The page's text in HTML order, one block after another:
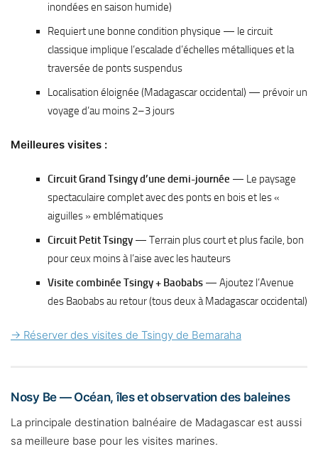
inondées en saison humide)
Requiert une bonne condition physique — le circuit
classique implique l’escalade d’échelles métalliques et la
traversée de ponts suspendus
Localisation éloignée (Madagascar occidental) — prévoir un
voyage d’au moins 2–3 jours
Meilleures visites :
Circuit Grand Tsingy d’une demi-journée — Le paysage
spectaculaire complet avec des ponts en bois et les «
aiguilles » emblématiques
Circuit Petit Tsingy — Terrain plus court et plus facile, bon
pour ceux moins à l’aise avec les hauteurs
Visite combinée Tsingy + Baobabs — Ajoutez l’Avenue
des Baobabs au retour (tous deux à Madagascar occidental)
→ Réserver des visites de Tsingy de Bemaraha
Nosy Be — Océan, îles et observation des baleines
La principale destination balnéaire de Madagascar est aussi
sa meilleure base pour les visites marines.